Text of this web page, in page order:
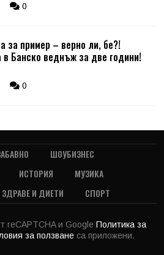
0
за пример – верно ли, бе?!
в Банско веднъж за две години!
0
ШОУБИЗНЕС
ИСТОРИЯ
МУЗИКА
ЗДРАВЕ И ДИЕТИ СПОРТ
reCAPTCHA и Google Политика за
за ползване са приложени.